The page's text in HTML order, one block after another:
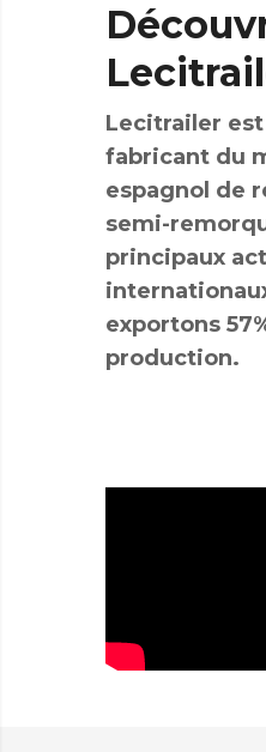
Lecitrailer
fabricant du
espagnol de
semi-
principaux
exportons
production.